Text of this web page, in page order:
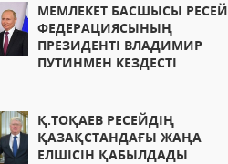
МЕМЛЕКЕТ БАСШЫСЫ РЕСЕЙ
ФЕДЕРАЦИЯСЫНЫҢ
ПРЕЗИДЕНТІ ВЛАДИМИР
ПУТИНМЕН КЕЗДЕСТІ
Қ.ТОҚАЕВ РЕСЕЙДІҢ
ҚАЗАҚСТАНДАҒЫ ЖАҢА
ЕЛШІСІН ҚАБЫЛДАДЫ